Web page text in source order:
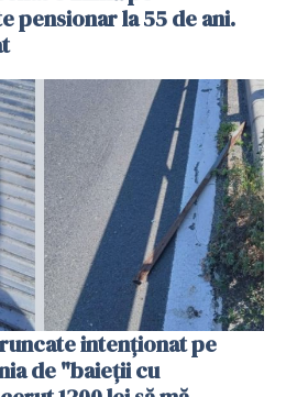
pensionar la 55 de ani.
intenționat pe
de "baieții cu